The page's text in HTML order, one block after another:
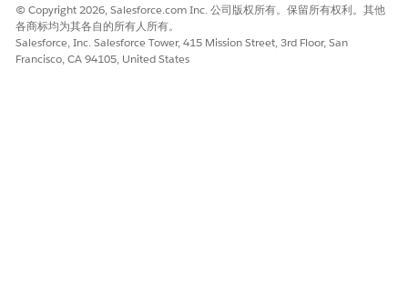
© Copyright 2026, Salesforce.com Inc. 公司版权所有。保留所有权利。其他
各商标均为其各自的所有人所有。
Salesforce, Inc. Salesforce Tower, 415 Mission Street, 3rd Floor, San
Francisco, CA 94105, United States